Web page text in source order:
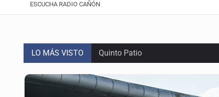
ESCUCHA RADIO CAÑÓN
LO MÁS VISTO Quinto Patio
Se recuperan ya de ciclosporiasis
SCJN ordena al Congreso de